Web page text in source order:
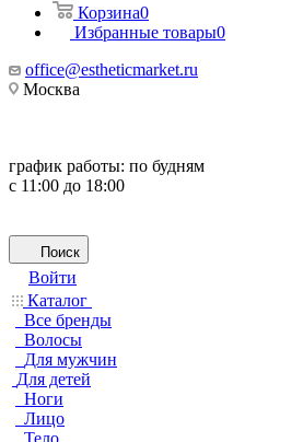
Корзина0
Избранные товары0
office@estheticmarket.ru
Москва
график работы: по будням
с 11:00 до 18:00
Поиск
Войти
Каталог
Все бренды
Волосы
Для мужчин
Для детей
Ноги
Лицо
Тело